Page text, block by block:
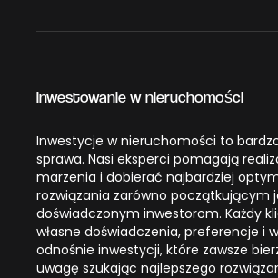
Inwestowanie w nieruchomości
Inwestycje w nieruchomości to
sprawa. Nasi eksperci pomagają
marzenia i dobierać najbardziej
rozwiązania zarówno początkującym
doświadczonym inwestorom. Każdy
własne doświadczenia, preferencje i
odnośnie inwestycji, które zawsze
uwagę szukając najlepszego